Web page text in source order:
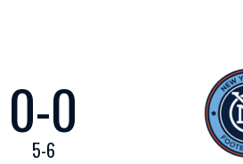
0-0
5-6